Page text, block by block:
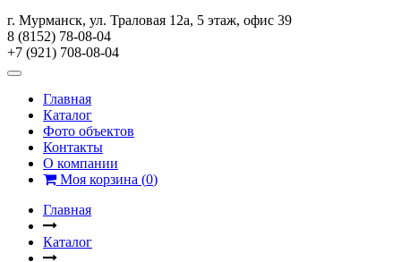
г. Мурманск, ул. Траловая 12а, 5 этаж, офис 39
8 (8152) 78-08-04
+7 (921) 708-08-04
Главная
Каталог
Фото объектов
Контакты
О компании
Моя корзина (0)
Главная
Каталог